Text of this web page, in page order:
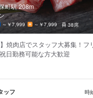
町駅 208m
～￥7,999 ～￥7,999 38席
焼肉店でスタッフ大募集！フ
日勤務可能な方大歓迎
ッフ 時
歓迎・ブランクOK
盛り付け技術 カクテル技法
成長もあきらめたくない
場所がここにあります。
毎日をつくりましょう。
与あり／完全週休2日制／
ない・食事補助あり／社員
与あり／完全週休2日制／
ない・食事補助あり／社員
ひげ・ネイル・ピアスOK
ト面接OK／高定着率・中途
歓迎・ブランクOK
与あり／完全週休2日制／
ない・食事補助あり／社員
ひげ・ネイル・ピアスOK／
ト面接OK／高定着率・中途
歓迎・ブランクOK